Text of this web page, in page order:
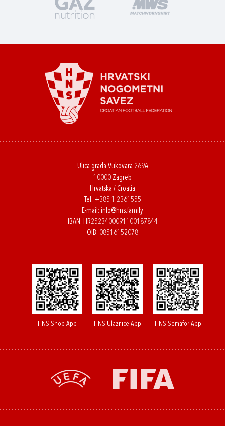
Ulica grada Vukovara 269A
10000 Zagreb
Hrvatska / Croatia
Tel: +385 1 2361555
E-mail: info@hns.family
IBAN: HR2523400091100187844
OIB: 08516152078
HNS Shop App HNS Ulaznice App HNS Semafor App